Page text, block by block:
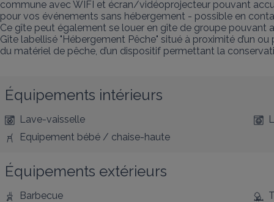
commune avec WIFI et écran/vidéoprojecteur pouvant
pour vos événements sans hébergement - possible en
Ce gîte peut également se louer en gîte de groupe pouvant
Gîte labellisé "Hébergement Pêche" situé à proximité d’un
du matériel de pêche, d’un dispositif permettant la
Équipements intérieurs
Lave-vaisselle
Equipement bébé / chaise-haute
Équipements extérieurs
Barbecue